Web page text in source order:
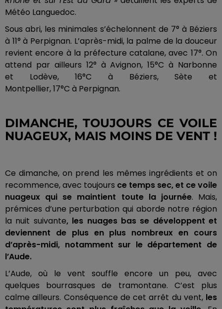
Météo Languedoc.
Sous abri, les minimales s’échelonnent de 7° à Béziers
à 11° à Perpignan. L’après-midi, la palme de la douceur
revient encore à la préfecture catalane, avec 17°. On
attend par ailleurs 12° à Avignon,15°C à Narbonne
et Lodève,16°C à Béziers, Sète et
Montpellier,17°C à Perpignan.
DIMANCHE, TOUJOURS CE VOILE
NUAGEUX, MAIS MOINS DE VENT !
Ce dimanche, on prend les mêmes ingrédients et on
recommence, avec toujours ce temps sec, et ce voile
nuageux qui se maintient toute la journée. Mais,
prémices d’une perturbation qui aborde notre région
la nuit suivante, les nuages bas se développent et
deviennent de plus en plus nombreux en cours
d’après-midi, notamment sur le département de
l’Aude.
L’Aude, où le vent souffle encore un peu, avec
quelques bourrasques de tramontane. C’est plus
calme ailleurs. Conséquence de cet arrêt du vent,les